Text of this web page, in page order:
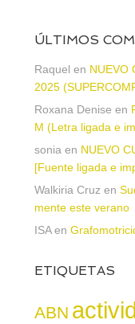
ÚLTIMOS
Raquel en NUEVO
2025
Roxana Denise en
M (Letra ligada e
sonia en NUEVO
[Fuente ligada e
Walkiria Cruz en
mente este verano
ISAen
ETIQUETAS
ABN